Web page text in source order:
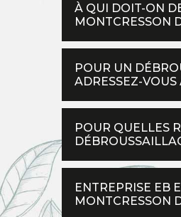
À QUI DOIT-ON
MONTCRESSON
POUR UN
ADRESSEZ-
POUR QUELLES
ENTREPRISE EB
MONTCRESSON